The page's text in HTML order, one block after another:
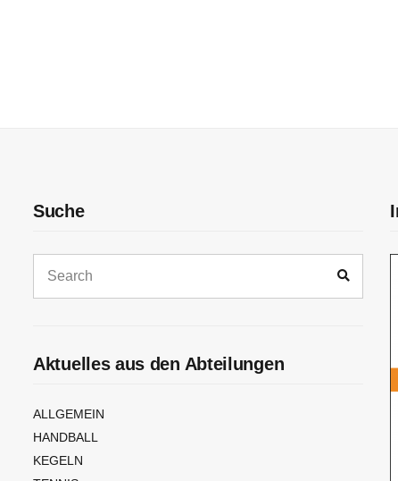
Suche
Aktuelles aus den Abteilungen
ALLGEMEIN
HANDBALL
KEGELN